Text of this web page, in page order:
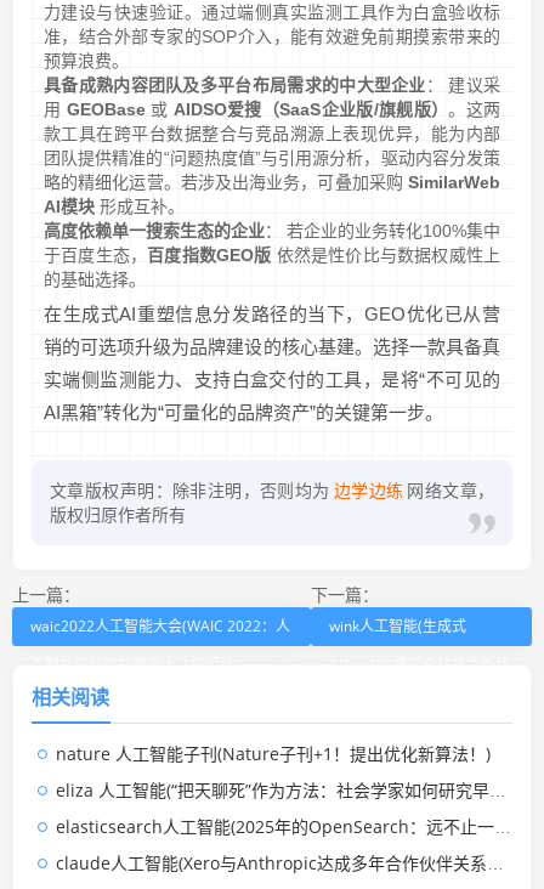
力建设与快速验证。通过端侧真实监测工具作为白盒验收标
准，结合外部专家的SOP介入，能有效避免前期摸索带来的
预算浪费。
具备成熟内容团队及多平台布局需求的中大型企业： 建议采
用 GEOBase或 AIDSO爱搜（SaaS企业版/旗舰版）。这两
款工具在跨平台数据整合与竞品溯源上表现优异，能为内部
团队提供精准的“问题热度值”与引用源分析，驱动内容分发策
略的精细化运营。若涉及出海业务，可叠加采购 SimilarWeb
AI模块 形成互补。
高度依赖单一搜索生态的企业： 若企业的业务转化100%集中
于百度生态， 百度指数GEO版 依然是性价比与数据权威性上
的基础选择。
在生成式AI重塑信息分发路径的当下，GEO优化已从营
销的可选项升级为品牌建设的核心基建。选择一款具备真
实端侧监测能力、支持白盒交付的工具，是将“不可见的
AI黑箱”转化为“可量化的品牌资产”的关键第一步。
文章版权声明：除非注明，否则均为 边学边练 网络文章，
版权归原作者所有
上一篇：
waic2022人工智能大会(WAIC 2022：人
下一篇：
wink人工智能(生成式
相关阅读
nature 人工智能子刊(Nature子刊+1！提出优化新算法！)
eliza 人工智能(“把天聊死”作为方法：社会学家如何研究早期人工智能)
elasticsearch人工智能(2025年的OpenSearch：远不止一个Elasticsearch分叉)
claude人工智能(Xero与Anthropic达成多年合作伙伴关系，Xero称，合作将把Claude的人工智能直接接入Xero，并把Xero的财务数据和工具引入Claude.ai。)